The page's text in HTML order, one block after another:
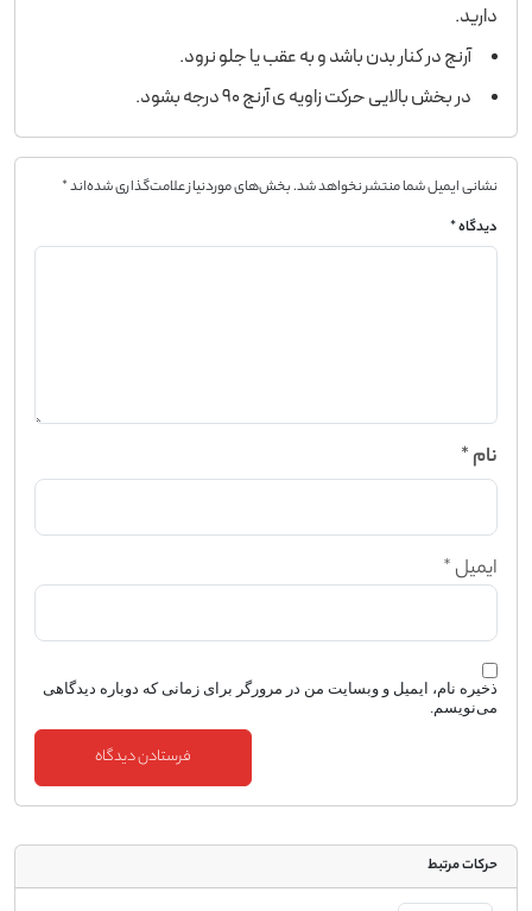
دارید.
آرنج در کنار بدن باشد و به عقب یا جلو نرود.
در بخش بالایی حرکت زاویه ی آرنج ۹۰ درجه بشود.
نشانی ایمیل شما منتشر نخواهد شد.بخش‌های موردنیاز علامت‌گذاری شده‌اند*
دیدگاه*
نام*
ایمیل*
ذخیره نام، ایمیل و وبسایت من در مرورگر برای زمانی که دوباره دیدگاهی
می‌نویسم.
حرکات مرتبط